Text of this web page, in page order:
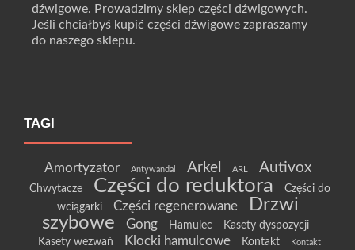
dźwigowe. Prowadzimy sklep części dźwigowych.
Jeśli chciałbyś kupić części dźwigowe zapraszamy
do naszego sklepu.
TAGI
Amortyzator Antywandal Arkel ARL Autivox
Chwytacze Części do reduktora
Części do
wciągarki
Części regenerowane
Drzwi
szybowe
Gong Hamulec
Kasety dyspozycji
Kasety wezwań
Klocki hamulcowe Kontakt
Kontakt